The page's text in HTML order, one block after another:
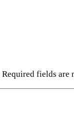
Required fields are